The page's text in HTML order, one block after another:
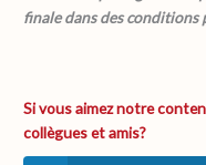
finale dans des conditions